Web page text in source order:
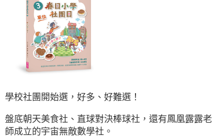
學校社團開始選，好多、好難選！
盤底朝天美食社、直球對決棒球社，還有鳳凰露露老
師成立的宇宙無敵數學社。